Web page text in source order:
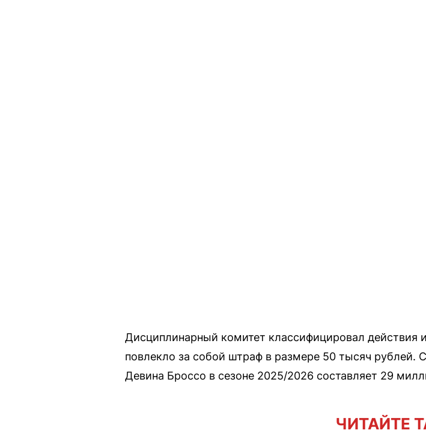
Дисциплинарный комитет классифицировал действия
повлекло за собой штраф в размере 50 тысяч рублей.
Девина Броссо в сезоне 2025/2026 составляет 29
ЧИТАЙТЕ